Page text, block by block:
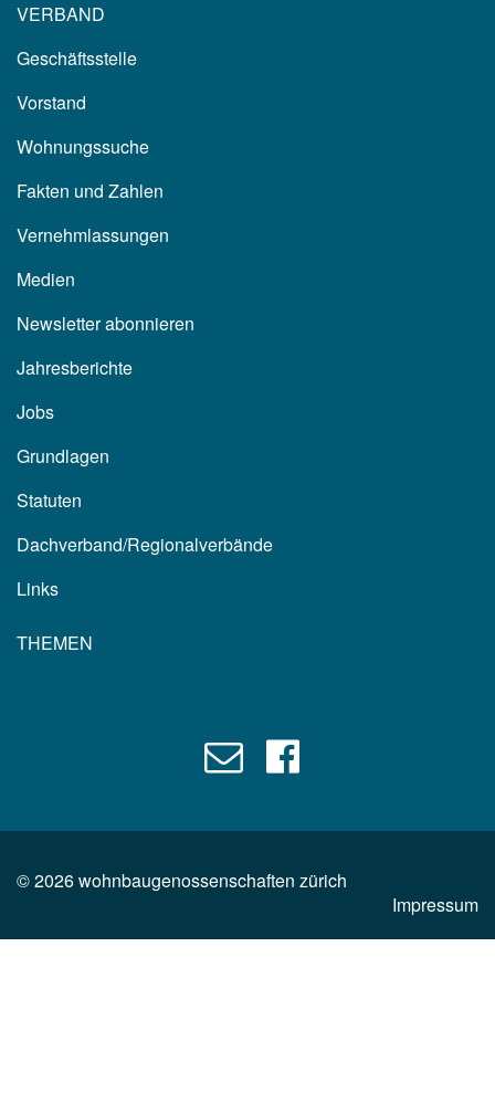
VERBAND
Geschäftsstelle
Vorstand
Wohnungssuche
Fakten und Zahlen
Vernehmlassungen
Medien
Newsletter abonnieren
Jahresberichte
Jobs
Grundlagen
Statuten
Dachverband/Regionalverbände
Links
THEMEN
©2026wohnbaugenossenschaften zürich
Impressum